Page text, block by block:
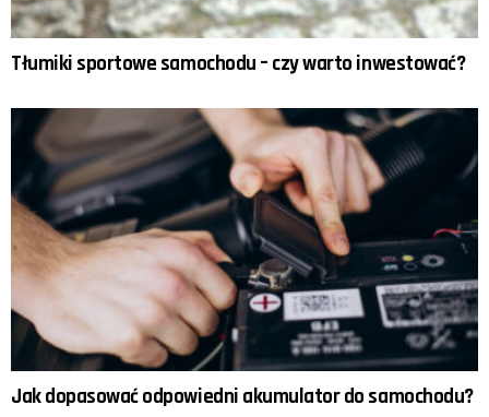
Tłumiki sportowe samochodu – czy warto inwestować?
Jak dopasować odpowiedni akumulator do samochodu?